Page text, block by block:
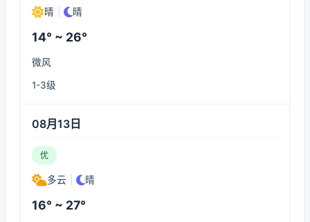
晴 晴
14° ~ 26°
微风
1-3级
08月13日
优
多云 晴
16° ~ 27°